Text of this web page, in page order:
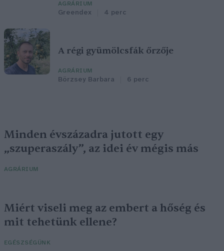
AGRÁRIUM
Greendex 4 perc
A régi gyümölcsfák őrzője
AGRÁRIUM
Börzsey Barbara 6 perc
Minden évszázadra jutott egy
„szuperaszály”, az idei év mégis más
AGRÁRIUM
Miért viseli meg az embert a hőség és
mit tehetünk ellene?
EGÉSZSÉGÜNK